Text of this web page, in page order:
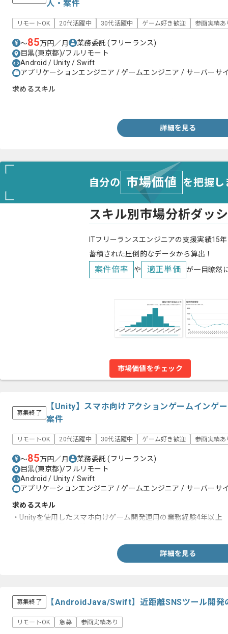
人・案件
リモートOK 20代活躍中 30代活躍中 ゲーム好き歓迎 参画実績あ
〜85万円／月 業務委託(フリーランス)
目黒(東京都)/フルリモート
Android / Unity / Swift
アプリケーションエンジニア / ゲームエンジニア / サーバーサ
求めるスキル
詳細を見る
自分の 市場価値 を把握
スキル別市場分析ダッ
ITフリーランスエンジニアの支援実績15
蓄積された圧倒的なデータから算出！
案件倍率 や 適正単価 が一目瞭然
市場価値をチェック
募集終了
【Unity】スマホ向けアクションゲームインゲ
案件
リモートOK 20代活躍中 30代活躍中 ゲーム好き歓迎 参画実績あ
〜85万円／月 業務委託(フリーランス)
目黒(東京都)/フルリモート
Android / Unity / Swift
アプリケーションエンジニア / ゲームエンジニア / サーバーサ
求めるスキル
・Unityを使用したスマホ向けゲーム開発運用の業務経験4年以上
詳細を見る
募集終了 【AndroidJava/Swift】近距離SNSツール開発
リモートOK 急募 参画実績あり